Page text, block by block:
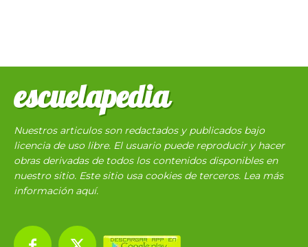
escuelapedia
Nuestros articulos son redactados y publicados bajo
licencia de uso libre. El usuario puede reproducir y hacer
obras derivadas de todos los contenidos disponibles en
nuestro sitio. Este sitio usa cookies de terceros. Lea más
información aquí.